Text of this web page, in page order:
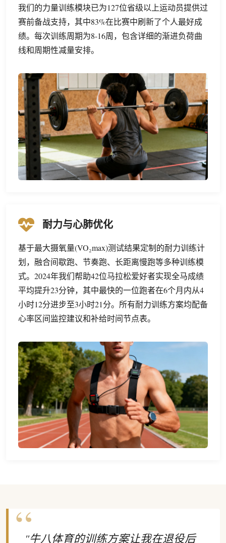
我们的力量训练模块已为127位省级以上运动员提供过
赛前备战支持，其中83%在比赛中刷新了个人最好成
绩。每次训练周期为8-16周，包含详细的渐进负荷曲
线和周期性减量安排。
耐力与心肺优化
基于最大摄氧量(VO₂max)测试结果定制的耐力训练计
划，融合间歇跑、节奏跑、长距离慢跑等多种训练模
式。2024年我们帮助42位马拉松爱好者实现全马成绩
平均提升23分钟，其中最快的一位跑者在6个月内从4
小时12分进步至3小时21分。所有耐力训练方案均配备
心率区间监控建议和补给时间节点表。
"牛八体育的训练方案让我在退役后